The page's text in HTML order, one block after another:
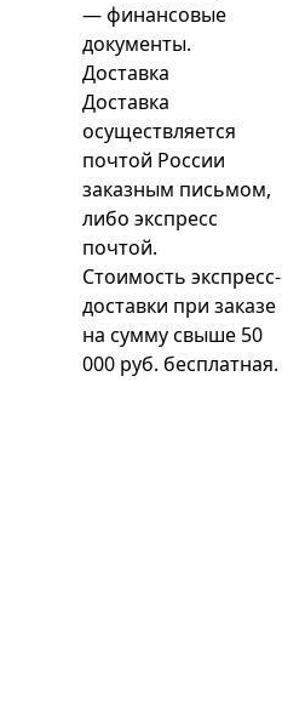
— финансовые
документы.
Доставка
Доставка
осуществляется
почтой России
заказным письмом,
либо экспресс
почтой.
Стоимость экспресс-
доставки при заказе
на сумму свыше 50
000 руб. бесплатная.